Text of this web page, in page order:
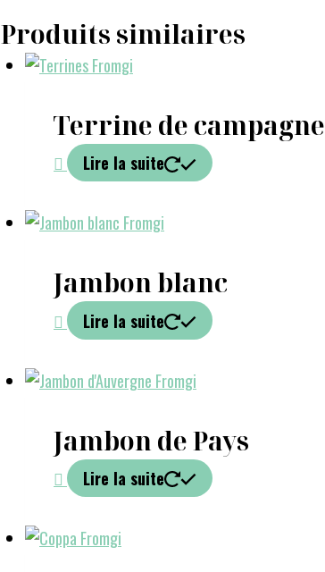
Produits similaires
Terrine de campagne
Lire la suite
Jambon blanc
Lire la suite
Jambon de Pays
Lire la suite